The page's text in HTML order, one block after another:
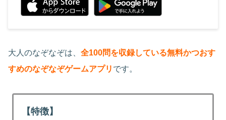
大人のなぞなぞは、 全100問を収録している無料かつおす
すめのなぞなぞゲームアプリ です。
【特徴】